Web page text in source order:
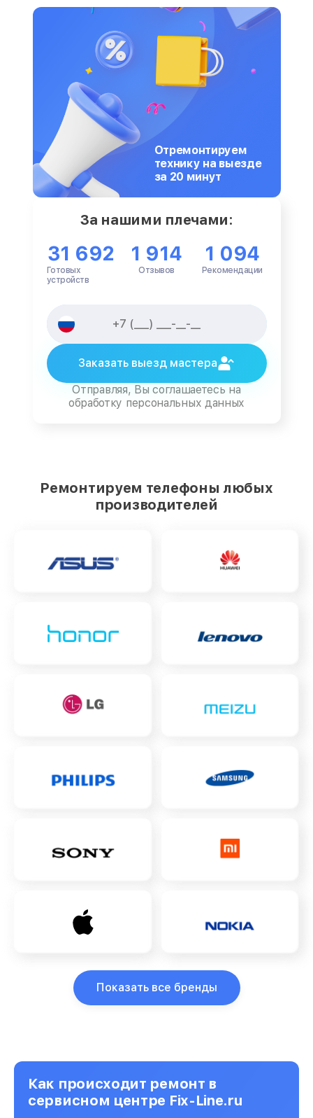
Отремонтируем
технику на выезде
за 20 минут
За нашими плечами:
31 692
Готовых
устройств
1 914
Отзывов
1 094
Рекомендации
Заказать выезд мастера
Отправляя, Вы соглашаетесь на
обработку персональных данных
Ремонтируем телефоны любых
производителей
Показать все бренды
Как происходит ремонт в
сервисном центре Fix-Line.ru